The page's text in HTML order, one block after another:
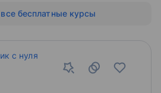
бесплатные курсы